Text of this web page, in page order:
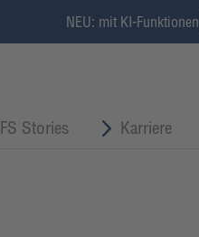
NEU: mit KI-Funktionen
Stories Karriere